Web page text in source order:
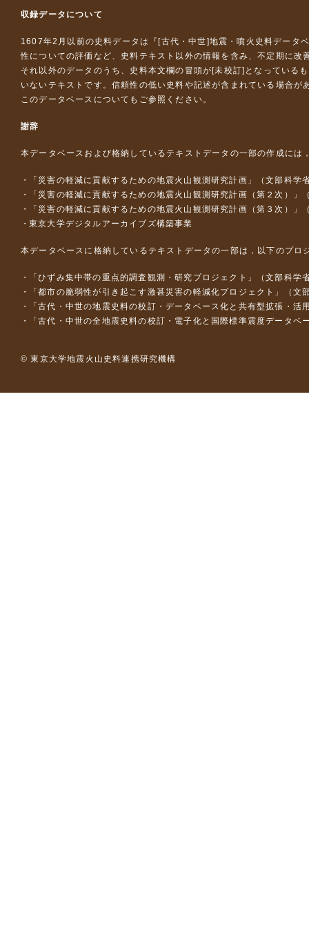
収録データについて
1607年2月以前の史料データは『 [古代・中世]地震・噴火史料データ
性についての評価など、史料テキスト以外の情報を含み、不定期に改
それ以外のデータのうち、史料本文欄の冒頭が[未校訂]となっている
いないテキストです。信頼性の低い史料や記述が含まれている場合が
このデータベースについて もご参照ください。
謝辞
本データベースおよび格納しているテキストデータの一部の作成には
「災害の軽減に貢献するための地震火山観測研究計画」（文部科学
「災害の軽減に貢献するための地震火山観測研究計画（第２次）」
「災害の軽減に貢献するための地震火山観測研究計画（第３次）」
東京大学デジタルアーカイブズ構築事業
本データベースに格納しているテキストデータの一部は，以下のプロ
「ひずみ集中帯の重点的調査観測・研究プロジェクト」（文部科
「都市の脆弱性が引き起こす激甚災害の軽減化プロジェクト」（
「古代・中世の地震史料の校訂・データベース化と共有型拡張・
「古代・中世の全地震史料の校訂・電子化と国際標準震度データ
© 東京大学地震火山史料連携研究機構